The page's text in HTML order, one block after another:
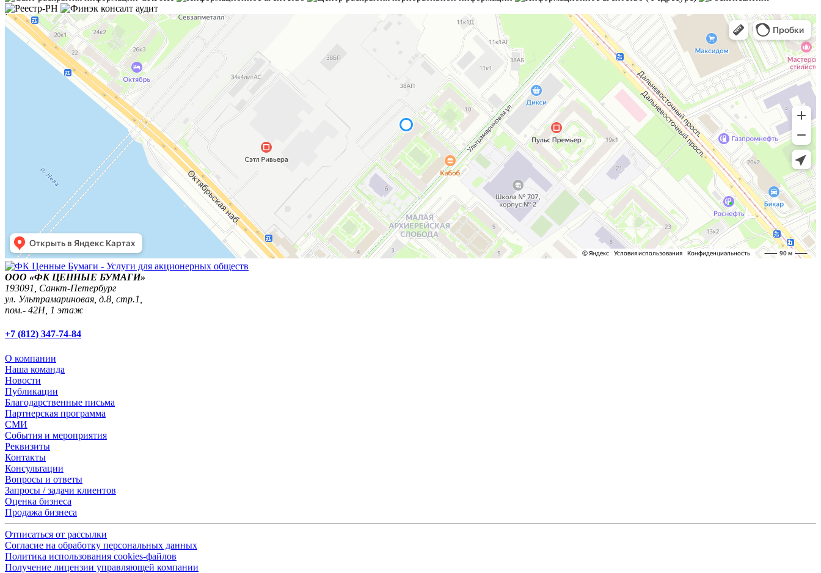
ООО «ФК ЦЕННЫЕ БУМАГИ»
193091, Санкт-Петербург
ул. Ультрамариновая, д.8, стр.1,
пом.- 42Н, 1 этаж
+7 (812) 347-74-84
О компании
Наша команда
Новости
Публикации
Благодарственные письма
Партнерская программа
СМИ
События и мероприятия
Реквизиты
Контакты
Консультации
Вопросы и ответы
Запросы / задачи клиентов
Оценка бизнеса
Продажа бизнеса
Отписаться от рассылки
Согласие на обработку персональных данных
Политика использования cookies-файлов
Получение лицензии управляющей компании